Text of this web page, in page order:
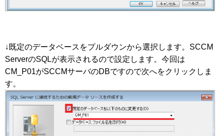
↓既定のデータベースをプルダウンから選択します。SCCM
ServerのSQLが表示されるので設定します。今回は
CM_P01がSCCMサーバのDBですので次へをクリックしま
す。